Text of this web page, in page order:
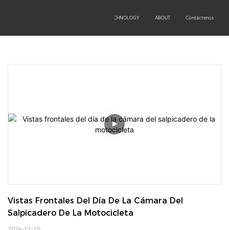
TECHNOLOGY ABOUT Contáctenos
Vistas Frontales Del Día De La Cámara Del
Salpicadero De La Motocicleta